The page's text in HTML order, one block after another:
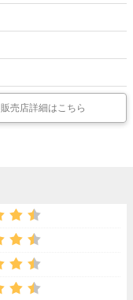
販売店詳細はこちら